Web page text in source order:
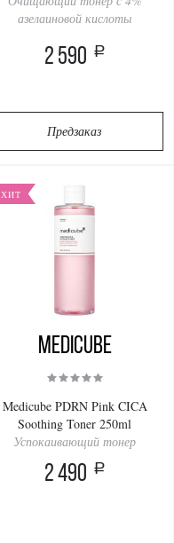
азелаиновой кислоты
2 590 a
Предзаказ
ХИТ
Medicube
Medicube PDRN Pink CICA
Soothing Toner 250ml
Успокаивающий тонер
2 490 a